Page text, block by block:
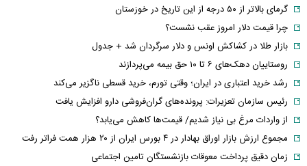
گرمای بالاتر از ۵۰ درجه از این تاریخ در خوزستان
چرا قیمت دلار امروز عقب نشست؟
بازار طلا در کشاکش اونس و دلار سرگردان شد + جدول
روستاییان دهک‌های ۶ تا ۱۰ حق بیمه می‌پردازند
رشد خرید اعتباری در ایران؛ وقتی تورم، خرید قسطی ناگزیر می‌کند
رئیس سازمان تعزیرات: پرونده‌های گران‌فروشی دارو افزایش یافت
از واردات مرغ بی نیاز شدیم/ قیمت‌ها کاهش می‌یابد؟
مجموع ارزش بازار اوراق بهادار در ۴ بورس ایران از ۲۰ هزار همت فراتر رفت
زمان دقیق پرداخت معوقات بازنشستگان تامین اجتماعی